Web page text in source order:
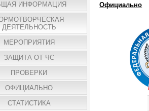
ИНФОРМАЦИЯ
ДЕЯТЕЛЬНОСТЬ
МЕРОПРИЯТИЯ
ЗАЩИТА ОТ ЧС
ПРОВЕРКИ
ОФИЦИАЛЬНО
СТАТИСТИКА
Официально